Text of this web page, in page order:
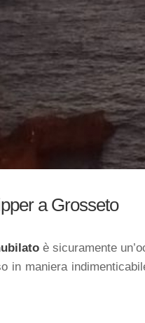
a Grosseto
è sicuramente
in maniera